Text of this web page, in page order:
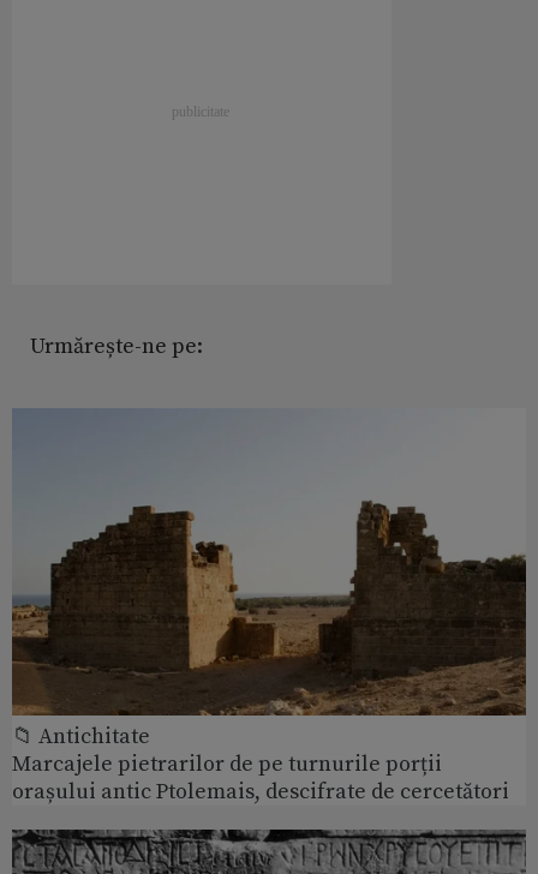
Urmărește-ne pe:
📁 Antichitate
Marcajele pietrarilor de pe turnurile porții
orașului antic Ptolemais, descifrate de cercetători